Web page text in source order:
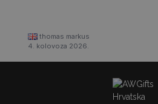
thomas markus
4. kolovoza 2026.